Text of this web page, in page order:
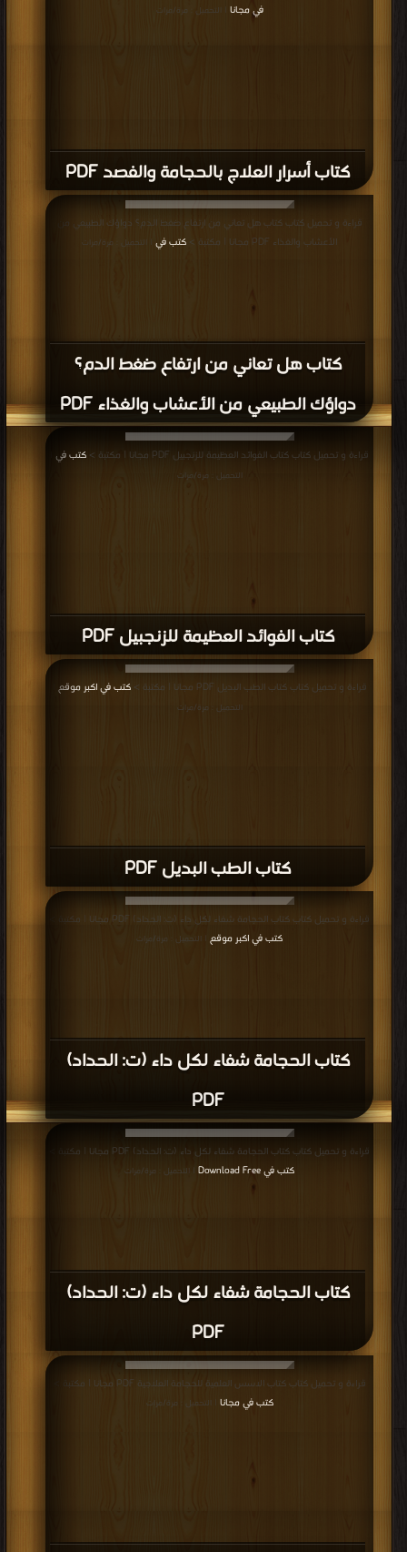
كتاب أسرار العلاج بالحجامة والفصد PDF
في مجانا | التحميل : مرة/مرات
كتاب هل تعاني من ارتفاع ضغط الدم؟
دواؤك الطبيعي من الأعشاب والغذاء PDF
قراءة و تحميل كتاب كتاب هل تعاني من ارتفاع ضغط الدم؟ دواؤك الطبيعي من
الأعشاب والغذاء PDF مجانا | مكتبة >
كتب في | التحميل : مرة/مرات
كتاب الفوائد العظيمة للزنجبيل PDF
قراءة و تحميل كتاب كتاب الفوائد العظيمة للزنجبيل PDF مجانا | مكتبة > كتب في
التحميل : مرة/مرات
كتاب الطب البديل PDF
قراءة و تحميل كتاب كتاب الطب البديل PDF مجانا | مكتبة > كتب في اكبر موقع
التحميل : مرة/مرات
كتاب الحجامة شفاء لكل داء (ت: الحداد)
PDF
قراءة و تحميل كتاب كتاب الحجامة شفاء لكل داء (ت: الحداد) PDF مجانا | مكتبة >
كتب في اكبر موقع
| التحميل : مرة/مرات
كتاب الحجامة شفاء لكل داء (ت: الحداد)
PDF
قراءة و تحميل كتاب كتاب الحجامة شفاء لكل داء (ت: الحداد) PDF مجانا | مكتبة >
كتب في Download Free
| التحميل : مرة/مرات
قراءة و تحميل كتاب كتاب الاسس العلمية للحجامة العلاجية PDF مجانا | مكتبة >
كتب في مجانا | التحميل : مرة/مرات